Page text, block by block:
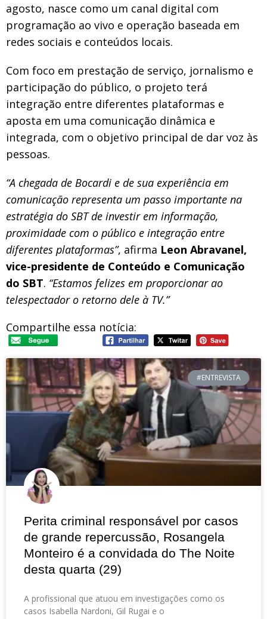
agosto, nasce como um canal digital com
programação ao vivo e operação baseada em
redes sociais e conteúdos locais.
Com foco em prestação de serviço, jornalismo e
participação do público, o projeto terá
integração entre diferentes plataformas e
aposta em uma comunicação dinâmica e
integrada, com o objetivo principal de dar voz às
pessoas.
“A chegada de Bocardi e de sua experiência em
comunicação representa um passo importante na
estratégia do SBT de investir em informação,
proximidade com o público e integração entre
diferentes plataformas”, afirma Leon Abravanel,
vice-presidente de Conteúdo e Comunicação
do SBT. “Estamos felizes em proporcionar ao
telespectador o retorno dele à TV.”
Compartilhe essa notícia:
#ENTREVISTA
Perita criminal responsável por casos
de grande repercussão, Rosangela
Monteiro é a convidada do The Noite
desta quarta (29)
A profissional que atuou em investigações como os
casos Isabella Nardoni, Gil Rugai e o